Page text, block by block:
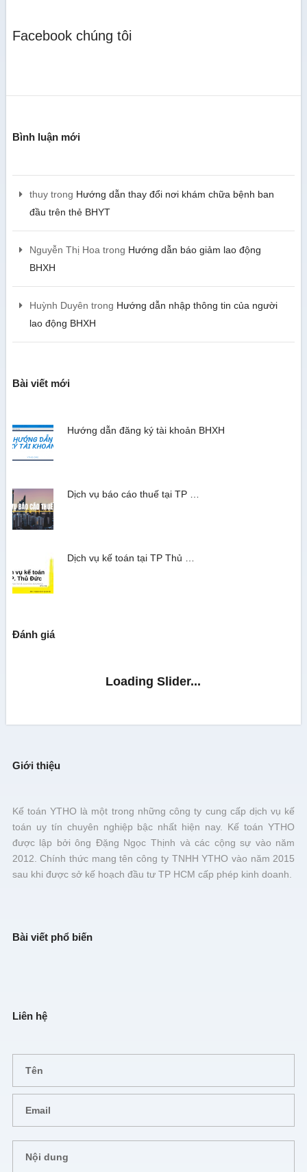
Facebook chúng tôi
Bình luận mới
thuytrong Hướng dẫn thay đổi nơi khám chữa bệnh ban
đầu trên thẻ BHYT
Nguyễn Thị Hoa trong Hướng dẫn báo giảm lao động
BHXH
Huỳnh Duyên trong Hướng dẫn nhập thông tin của người
lao động BHXH
Bài viết mới
Hướng dẫn đăng ký tài khoản BHXH
Dịch vụ báo cáo thuế tại TP …
Dịch vụ kế toán tại TP Thủ …
Đánh giá
Giới thiệu
Kế toán YTHO là một trong những công ty cung cấp dịch vụ kế
toán uy tín chuyên nghiệp bậc nhất hiện nay. Kế toán YTHO
được lập bởi ông Đặng Ngọc Thịnh và các cộng sự vào năm
2012. Chính thức mang tên công ty TNHH YTHO vào năm 2015
sau khi được sở kế hoạch đầu tư TP HCM cấp phép kinh doanh.
Bài viết phổ biến
Liên hệ